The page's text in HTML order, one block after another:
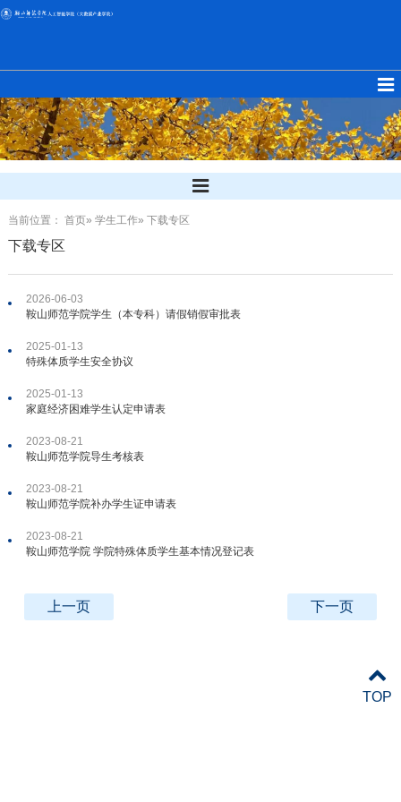
当前位置： 首页» 学生工作» 下载专区
下载专区
2026-06-03
鞍山师范学院学生（本专科）请假销假审批表
2025-01-13
特殊体质学生安全协议
2025-01-13
家庭经济困难学生认定申请表
2023-08-21
鞍山师范学院导生考核表
2023-08-21
鞍山师范学院补办学生证申请表
2023-08-21
鞍山师范学院 学院特殊体质学生基本情况登记表
上一页 下一页
TOP